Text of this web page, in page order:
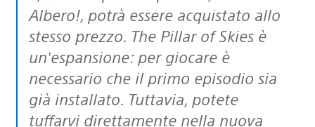
Albero!, potrà essere acquistato allo
stesso prezzo. The Pillar of Skies è
un’espansione: per giocare è
necessario che il primo episodio sia
già installato. Tuttavia, potete
tuffarvi direttamente nella nuova